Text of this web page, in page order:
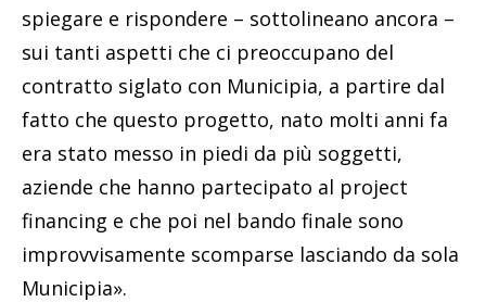
spiegare e rispondere – sottolineano ancora –
sui tanti aspetti che ci preoccupano del
contratto siglato con Municipia, a partire dal
fatto che questo progetto, nato molti anni fa
era stato messo in piedi da più soggetti,
aziende che hanno partecipato al project
financing e che poi nel bando finale sono
improvvisamente scomparse lasciando da sola
Municipia».